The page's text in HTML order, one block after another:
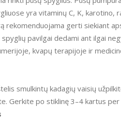
yra vitaminų C, K, karotino,
rekomenduojama gerti siekiant
pavilgai dedami ant ilgai
kvapų terapijoje ir
smulkintų kadagių vaisių
Gerkite po stiklinę 3–4 kartus per